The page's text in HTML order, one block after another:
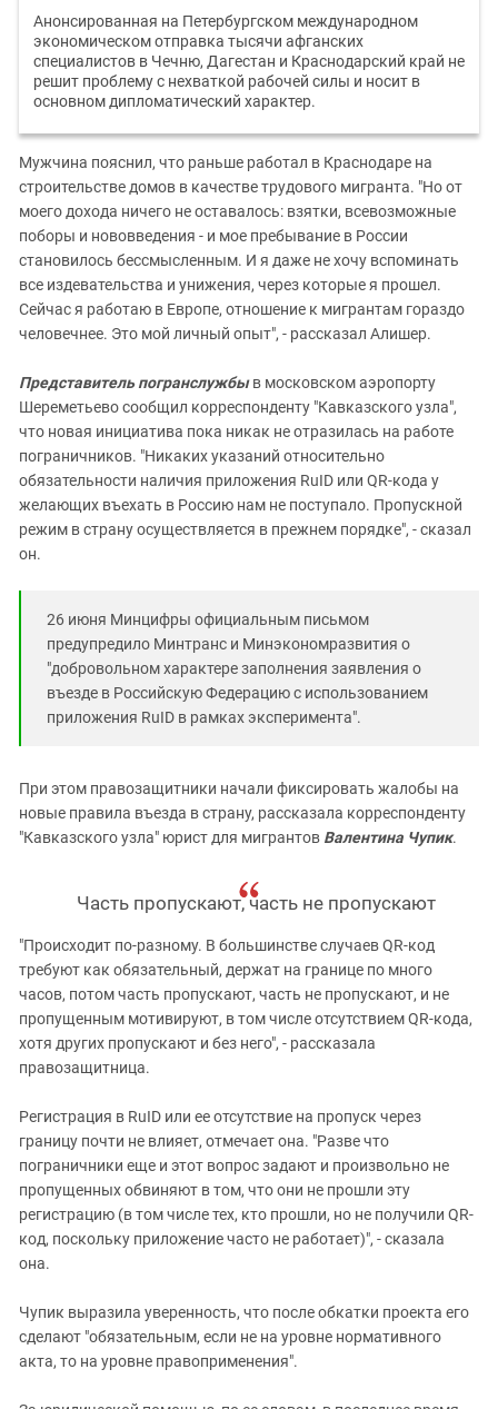
Анонсированная на Петербургском международном
экономическом отправка тысячи афганских
специалистов в Чечню, Дагестан и Краснодарский край не
решит проблему с нехваткой рабочей силы и носит в
основном дипломатический характер.
Мужчина пояснил, что раньше работал в Краснодаре на
строительстве домов в качестве трудового мигранта. "Но от
моего дохода ничего не оставалось: взятки, всевозможные
поборы и нововведения - и мое пребывание в России
становилось бессмысленным. И я даже не хочу вспоминать
все издевательства и унижения, через которые я прошел.
Сейчас я работаю в Европе, отношение к мигрантам гораздо
человечнее. Это мой личный опыт", - рассказал Алишер.
Представитель погранслужбыв московском аэропорту
Шереметьево сообщил корреспонденту "Кавказского узла",
что новая инициатива пока никак не отразилась на работе
пограничников. "Никаких указаний относительно
обязательности наличия приложения RuID или QR-кода у
желающих въехать в Россию нам не поступало. Пропускной
режим в страну осуществляется в прежнем порядке", - сказал
он.
26 июня Минцифры официальным письмом
предупредило Минтранс и Минэкономразвития о
"добровольном характере заполнения заявления о
въезде в Российскую Федерацию с использованием
приложения RuID в рамках эксперимента".
При этом правозащитники начали фиксировать жалобы на
новые правила въезда в страну, рассказала корреспонденту
"Кавказского узла" юрист для мигрантов Валентина Чупик.
Часть пропускают, часть не пропускают
"Происходит по-разному. В большинстве случаев QR-код
требуют как обязательный, держат на границе по много
часов, потом часть пропускают, часть не пропускают, и не
пропущенным мотивируют, в том числе отсутствием QR-кода,
хотя других пропускают и без него", - рассказала
правозащитница.
Регистрация в RuID или ее отсутствие на пропуск через
границу почти не влияет, отмечает она. "Разве что
пограничники еще и этот вопрос задают и произвольно не
пропущенных обвиняют в том, что они не прошли эту
регистрацию (в том числе тех, кто прошли, но не получили QR-
код, поскольку приложение часто не работает)", - сказала
она.
Чупик выразила уверенность, что после обкатки проекта его
сделают "обязательным, если не на уровне нормативного
акта, то на уровне правоприменения".